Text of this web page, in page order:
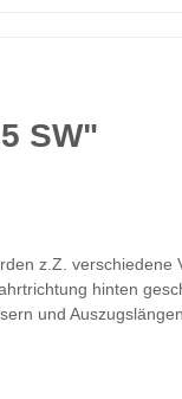
SW"
z.Z.
hinten
und